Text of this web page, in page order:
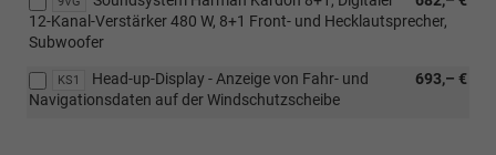
12-Kanal-Verstärker 480 W, 8+1 Front- und Hecklautsprecher,
Subwoofer
KS1 693,– €
Head-up-Display - Anzeige von Fahr- und
Navigationsdaten auf der Windschutzscheibe